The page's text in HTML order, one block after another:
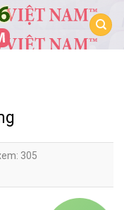
305